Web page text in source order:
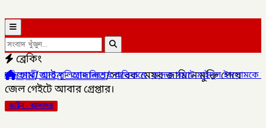
ব্রেকিং
বিশেষ অভিযানে , মাদক সম্রাট মাইদুল ইসলামকে আটক ০৩ বোতল স্কাফ
হোম/আইন - আদালত/সাবেক মেয়র জামিনে মুক্তি পেয়ে
জেল গেইটে আবার গ্রেপ্তার।
আইন - আদালত